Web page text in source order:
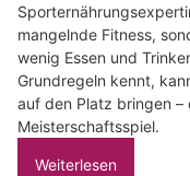
mangelnde Fitness,
wenig Essen und
Grundregeln kennt,
auf den Platz bringen
Meisterschaftsspiel.
Weiterlesen